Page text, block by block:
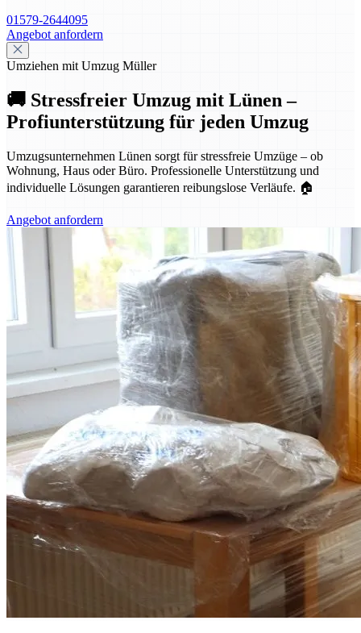
01579-2644095
Angebot anfordern
Umziehen mit Umzug Müller
🚚 Stressfreier Umzug mit Lünen –
Profiunterstützung für jeden Umzug
Umzugsunternehmen Lünen sorgt für stressfreie Umzüge – ob
Wohnung, Haus oder Büro. Professionelle Unterstützung und
individuelle Lösungen garantieren reibungslose Verläufe. 🏠
Angebot anfordern